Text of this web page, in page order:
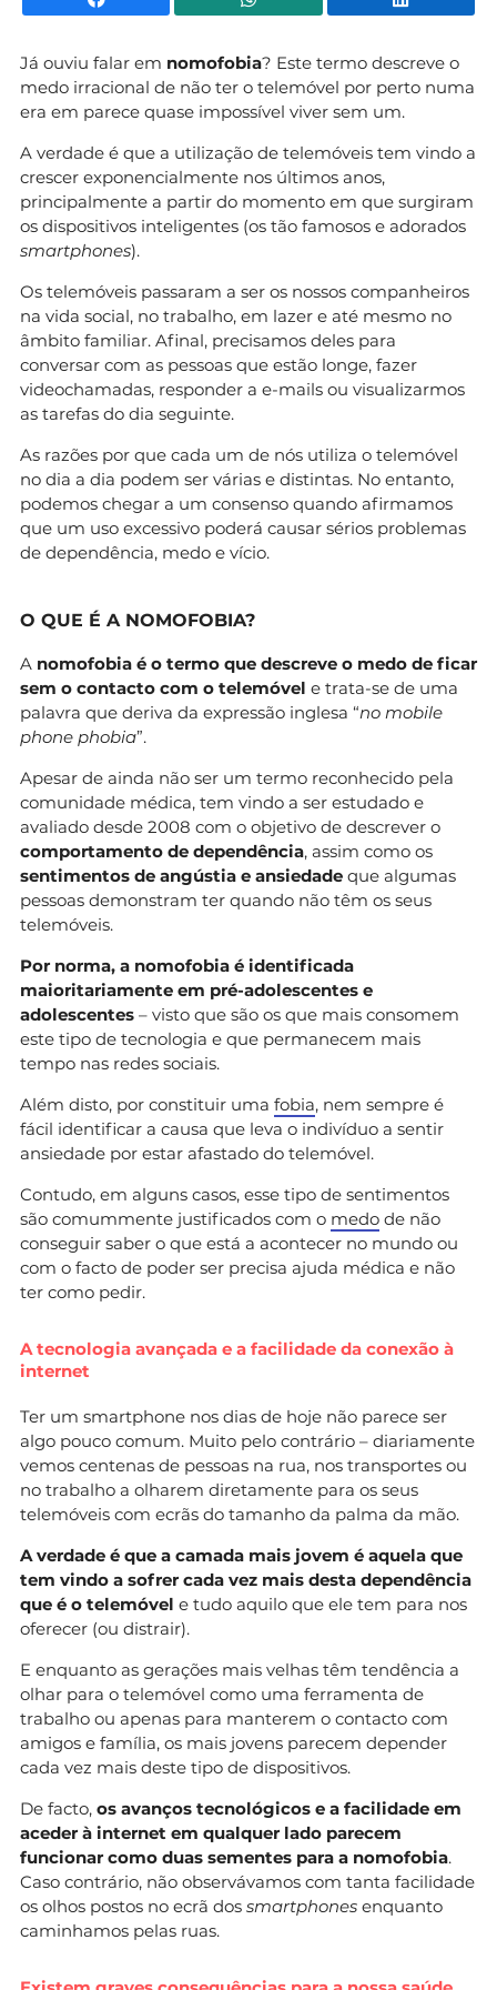
Já ouviu falar em nomofobia? Este termo descreve o
medo irracional de não ter o telemóvel por perto numa
era em parece quase impossível viver sem um.
A verdade é que a utilização de telemóveis tem vindo a
crescer exponencialmente nos últimos anos,
principalmente a partir do momento em que surgiram
os dispositivos inteligentes (os tão famosos e adorados
smartphones).
Os telemóveis passaram a ser os nossos companheiros
na vida social, no trabalho, em lazer e até mesmo no
âmbito familiar. Afinal, precisamos deles para
conversar com as pessoas que estão longe, fazer
videochamadas, responder a e-mails ou visualizarmos
as tarefas do dia seguinte.
As razões por que cada um de nós utiliza o telemóvel
no dia a dia podem ser várias e distintas. No entanto,
podemos chegar a um consenso quando afirmamos
que um uso excessivo poderá causar sérios problemas
de dependência, medo e vício.
O QUE É A NOMOFOBIA?
A nomofobia é o termo que descreve o medo de ficar
sem o contacto com o telemóvel e trata-se de uma
palavra que deriva da expressão inglesa “no mobile
phone phobia”.
Apesar de ainda não ser um termo reconhecido pela
comunidade médica, tem vindo a ser estudado e
avaliado desde 2008 com o objetivo de descrever o
comportamento de dependência, assim como os
sentimentos de angústia e ansiedade que algumas
pessoas demonstram ter quando não têm os seus
telemóveis.
Por norma, a nomofobia é identificada
maioritariamente em pré-adolescentes e
adolescentes – visto que são os que mais consomem
este tipo de tecnologia e que permanecem mais
tempo nas redes sociais.
Além disto, por constituir uma fobia, nem sempre é
fácil identificar a causa que leva o indivíduo a sentir
ansiedade por estar afastado do telemóvel.
Contudo, em alguns casos, esse tipo de sentimentos
são comummente justificados com o medo de não
conseguir saber o que está a acontecer no mundo ou
com o facto de poder ser precisa ajuda médica e não
ter como pedir.
A tecnologia avançada e a facilidade da conexão à
internet
Ter um smartphone nos dias de hoje não parece ser
algo pouco comum. Muito pelo contrário – diariamente
vemos centenas de pessoas na rua, nos transportes ou
no trabalho a olharem diretamente para os seus
telemóveis com ecrãs do tamanho da palma da mão.
A verdade é que a camada mais jovem é aquela que
tem vindo a sofrer cada vez mais desta dependência
que é o telemóvel e tudo aquilo que ele tem para nos
oferecer (ou distrair).
E enquanto as gerações mais velhas têm tendência a
olhar para o telemóvel como uma ferramenta de
trabalho ou apenas para manterem o contacto com
amigos e família, os mais jovens parecem depender
cada vez mais deste tipo de dispositivos.
De facto, os avanços tecnológicos e a facilidade em
aceder à internet em qualquer lado parecem
funcionar como duas sementes para a nomofobia.
Caso contrário, não observávamos com tanta facilidade
os olhos postos no ecrã dos smartphones enquanto
caminhamos pelas ruas.